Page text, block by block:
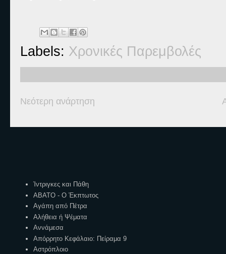
Labels: Χρονικές Παρεμβολές
Νεότερη ανάρτηση
Ίντριγκες και Πάθη
ΑΒΑΤΟ - Ο Έκπτωτος
Αγάπη από Πέτρα
Αλήθεια ή Ψέματα
Αννάμεσα
Απόρρητο Κεφάλαιο: Πείραμα 9
Αστρόπλοιο